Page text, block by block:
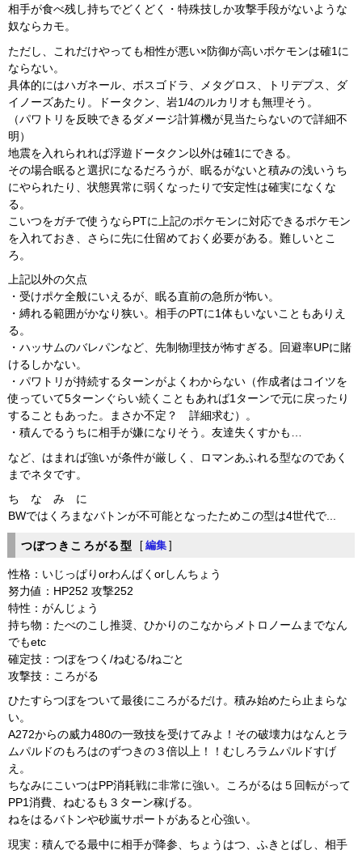
相手が食べ残し持ちでどくどく・特殊技しか攻撃手段がないような
奴ならカモ。
ただし、これだけやっても相性が悪い×防御が高いポケモンは確1に
ならない。
具体的にはハガネール、ボスゴドラ、メタグロス、トリデプス、ダ
イノーズあたり。ドータクン、岩1/4のルカリオも無理そう。
（パワトリを反映できるダメージ計算機が見当たらないので詳細不
明）
地震を入れられれば浮遊ドータクン以外は確1にできる。
その場合眠ると選択になるだろうが、眠るがないと積みの浅いうち
にやられたり、状態異常に弱くなったりで安定性は確実になくな
る。
こいつをガチで使うならPTに上記のポケモンに対応できるポケモン
を入れておき、さらに先に仕留めておく必要がある。難しいとこ
ろ。
上記以外の欠点
・受けポケ全般にいえるが、眠る直前の急所が怖い。
・縛れる範囲がかなり狭い。相手のPTに1体もいないこともありえ
る。
・ハッサムのバレパンなど、先制物理技が怖すぎる。回避率UPに賭
けるしかない。
・パワトリが持続するターンがよくわからない（作成者はコイツを
使っていて5ターンぐらい続くこともあれば1ターンで元に戻ったり
することもあった。まさか不定？ 詳細求む）。
・積んでるうちに相手が嫌になりそう。友達失くすかも…
など、はまれば強いが条件が厳しく、ロマンあふれる型なのであく
までネタです。
ち な み に
BWではくろまなバトンが不可能となったためこの型は4世代で...
つぼつきころがる型 [ 編集 ]
性格：いじっぱりorわんぱくorしんちょう
努力値：HP252 攻撃252
特性：がんじょう
持ち物：たべのこし推奨、ひかりのこなからメトロノームまでなん
でもetc
確定技：つぼをつく/ねむる/ねごと
攻撃技：ころがる
ひたすらつぼをついて最後にころがるだけ。積み始めたら止まらな
い。
A272からの威力480の一致技を受けてみよ！その破壊力はなんとラ
ムパルドのもろはのずつきの３倍以上！！むしろラムパルドすげ
え。
ちなみにこいつはPP消耗戦に非常に強い。ころがるは５回転がって
PP1消費、ねむるも３ターン稼げる。
ねをはるバトンや砂嵐サポートがあると心強い。
現実：積んでる最中に相手が降参、ちょうはつ、ふきとばし、相手